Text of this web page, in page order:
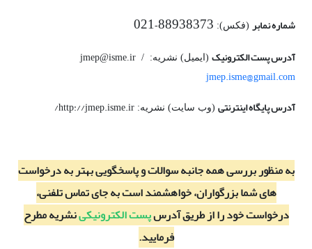
شماره‌ نمابر (فکس): 88938373
-
021
آدرس پست الکترونیک (ایمیل) نشریه: jmep@isme.ir /
jmep.isme@gmail.com
آدرس پایگاه اینترنتی (وب سایت) نشریه: http://jmep.isme.ir/
به منظور بررسی همه جانبه سوالاتو پاسخگویی بهتر بهدرخواست
های شما بزرگواران، خواهشمند است به جای تماس تلفنی،
درخواست خود را از طریق آدرسپست الکترونیکینشریه مطرح
فرمایید.